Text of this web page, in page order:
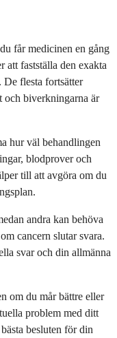
får medicinen en gång
att fastställa den exakta
De flesta fortsätter
och biverkningarna är
hur väl behandlingen
blodprover och
till att avgöra om du
andra kan behöva
cancern slutar svara.
svar och din allmänna
om du mår bättre eller
problem med ditt
besluten för din